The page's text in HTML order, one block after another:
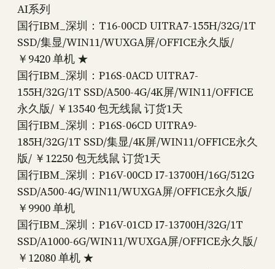
AI系列
国行IBM_深圳：T16-00CD UITRA7-155H/32G/1T
SSD/集显/WIN11/WUXGA屏/OFFICE永久版/
￥9420 单机 ★
国行IBM_深圳：P16S-0ACD UITRA7-
155H/32G/1T SSD/A500-4G/4K屏/WIN11/OFFICE
永久版/ ￥13540 包无线鼠 订货1天
国行IBM_深圳：P16S-06CD UITRA9-
185H/32G/1T SSD/集显/4K屏/WIN11/OFFICE永久
版/ ￥12250 包无线鼠 订货1天
国行IBM_深圳：P16V-00CD I7-13700H/16G/512G
SSD/A500-4G/WIN11/WUXGA屏/OFFICE永久版/
￥9900 单机
国行IBM_深圳：P16V-01CD I7-13700H/32G/1T
SSD/A1000-6G/WIN11/WUXGA屏/OFFICE永久版/
￥12080 单机 ★